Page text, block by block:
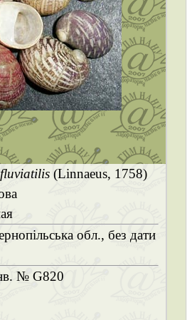
(Linnaeus, 1758)
обл., без дати
№ G820